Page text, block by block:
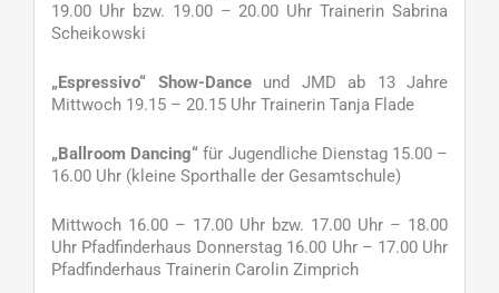
19.00 Uhr bzw. 19.00 – 20.00 Uhr Trainerin Sabrina
Scheikowski
„Espressivo“ Show-Danceund JMD ab 13 Jahre
Mittwoch 19.15 – 20.15 Uhr Trainerin Tanja Flade
„Ballroom Dancing“ für Jugendliche Dienstag 15.00 –
16.00 Uhr (kleine Sporthalle der Gesamtschule)
Mittwoch 16.00 – 17.00 Uhr bzw. 17.00 Uhr – 18.00
Uhr Pfadfinderhaus Donnerstag 16.00 Uhr – 17.00 Uhr
Pfadfinderhaus Trainerin Carolin Zimprich